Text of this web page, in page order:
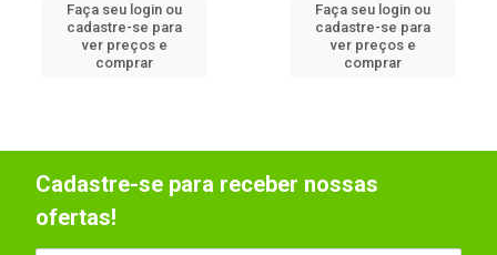
Faça seu login ou
cadastre-se para
ver preços e
comprar
Faça seu login ou
cadastre-se para
ver preços e
comprar
Cadastre-se para receber nossas
ofertas!